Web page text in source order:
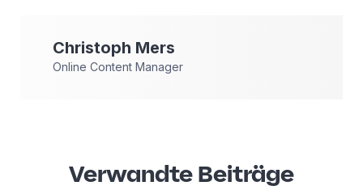
Christoph Mers
Online Content Manager
Verwandte Beiträge